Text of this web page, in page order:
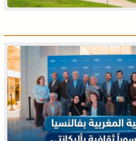
للمغاربة المقيمين بالخارج تحت شعار
المخازن